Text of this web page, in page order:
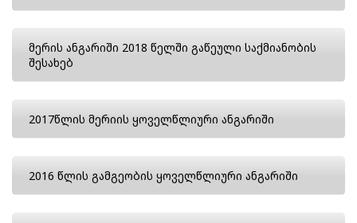
მერის ანგარიში 2018 წელში გაწეული საქმიანობის
შესახებ
2017წლის მერიის ყოველწლიური ანგარიში
2016 წლის გამგეობის ყოველწლიური ანგარიში